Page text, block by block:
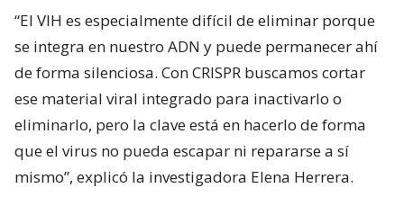
“El VIH es especialmente difícil de eliminar porque
se integra en nuestro ADN y puede permanecer ahí
de forma silenciosa. Con CRISPR buscamos cortar
ese material viral integrado para inactivarlo o
eliminarlo, pero la clave está en hacerlo de forma
que el virus no pueda escapar ni repararse a sí
mismo”, explicó la investigadora Elena Herrera.